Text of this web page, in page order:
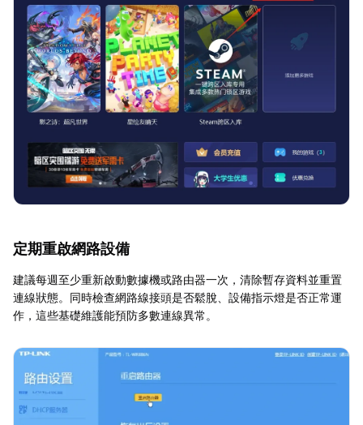
定期重啟網路設備
建議每週至少重新啟動數據機或路由器一次，清除暫存資料並重置
連線狀態。同時檢查網路線接頭是否鬆脫、設備指示燈是否正常運
作，這些基礎維護能預防多數連線異常。